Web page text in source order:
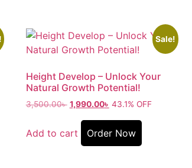
Sale!
Height Develop – Unlock Your
Natural Growth Potential!
3,500.00৳ 1,990.00৳ 43.1% OFF
Add to cart Order Now